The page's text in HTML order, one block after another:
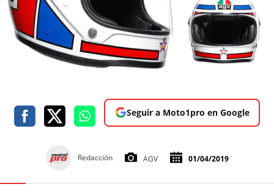
Seguir a Moto1pro en Google
Redacción AGV 01/04/2019